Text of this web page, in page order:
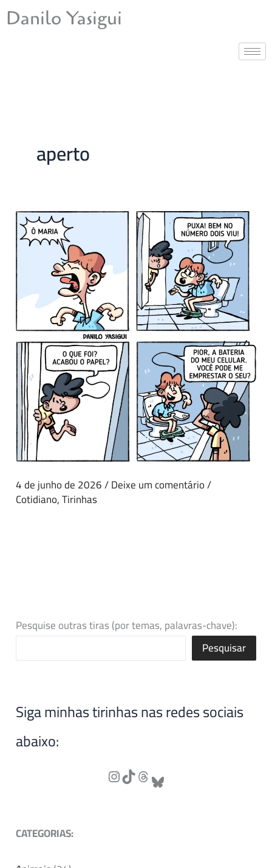
para
Danilo Yasigui
aperto
4 de junho de 2026/Deixe um comentário/
Cotidiano,Tirinhas
Pesquise outras tiras (por temas, palavras-chave):
Pesquisar
Siga minhas tirinhas nas redes sociais
abaixo:
CATEGORIAS: